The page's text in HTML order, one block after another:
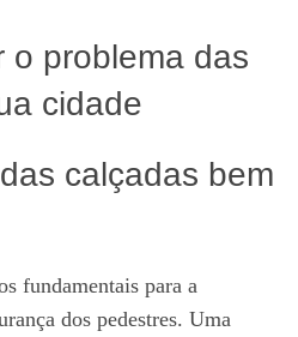
o problema das
cidade
calçadas bem
fundamentais para a
dos pedestres. Uma